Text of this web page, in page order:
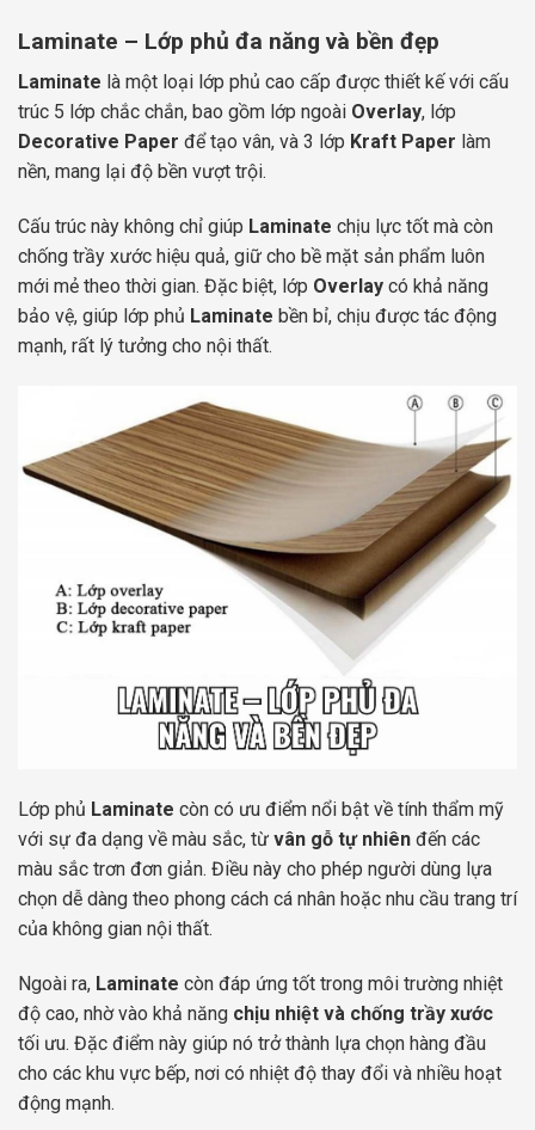
Laminate – Lớp phủ đa năng và bền đẹp
Laminate là một loại lớp phủ cao cấp được thiết kế với cấu
trúc 5 lớp chắc chắn, bao gồm lớp ngoài Overlay, lớp
Decorative Paper để tạo vân, và 3 lớp Kraft Paper làm
nền, mang lại độ bền vượt trội.
Cấu trúc này không chỉ giúp Laminate chịu lực tốt mà còn
chống trầy xước hiệu quả, giữ cho bề mặt sản phẩm luôn
mới mẻ theo thời gian. Đặc biệt, lớp Overlay có khả năng
bảo vệ, giúp lớp phủ Laminate bền bỉ, chịu được tác động
mạnh, rất lý tưởng cho nội thất.
Lớp phủ Laminate còn có ưu điểm nổi bật về tính thẩm mỹ
với sự đa dạng về màu sắc, từ vân gỗ tự nhiên đến các
màu sắc trơn đơn giản. Điều này cho phép người dùng lựa
chọn dễ dàng theo phong cách cá nhân hoặc nhu cầu trang trí
của không gian nội thất.
Ngoài ra, Laminate còn đáp ứng tốt trong môi trường nhiệt
độ cao, nhờ vào khả năng chịu nhiệt và chống trầy xước
tối ưu. Đặc điểm này giúp nó trở thành lựa chọn hàng đầu
cho các khu vực bếp, nơi có nhiệt độ thay đổi và nhiều hoạt
động mạnh.